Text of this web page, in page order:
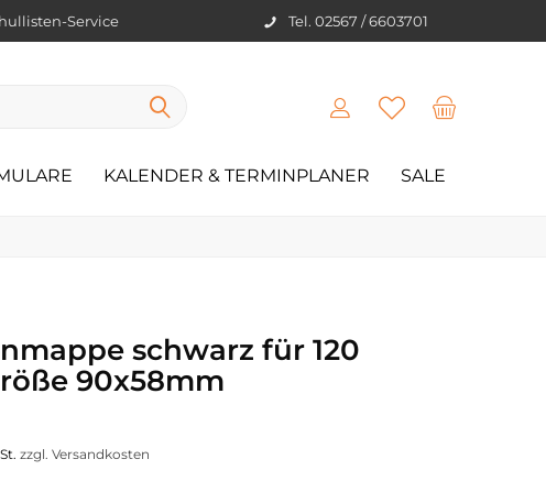
Service Tel. 02567 / 6603701
KALENDER & TERMINPLANER SALE
schwarz für 120
90x58mm
zzgl. Versandkosten